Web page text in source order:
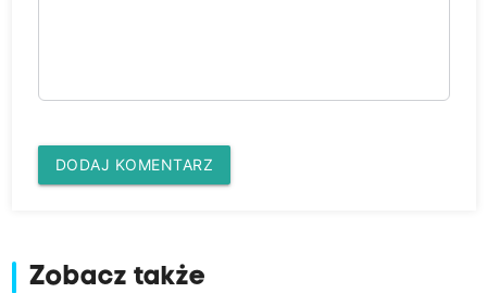
DODAJ KOMENTARZ
Zobacz także